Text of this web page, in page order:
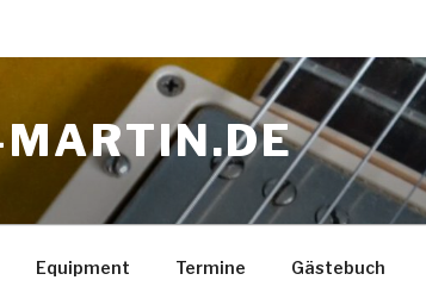
MARTIN.DE
Equipment Termine Gästebuch